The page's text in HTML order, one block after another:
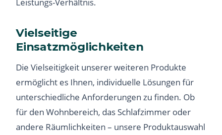
Vielseitige
Einsatzmöglichkeiten
Die Vielseitigkeit unserer weiteren Produkte
ermöglicht es Ihnen, individuelle Lösungen für
unterschiedliche Anforderungen zu finden. Ob
für den Wohnbereich, das Schlafzimmer oder
andere Räumlichkeiten – unsere Produktauswahl